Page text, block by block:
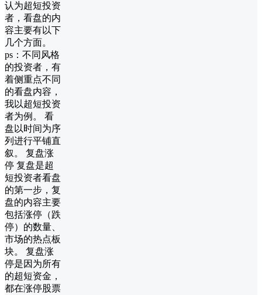
认为超短投资
者，看盘的内
容主要有以下
几个方面。
ps：不同风格
的投资者，有
着侧重点不同
的看盘内容，
我以超短投资
者为例。 看
盘以时间为序
列进行平铺直
叙。 ‬复盘涨
停 复盘是超
短投资者看盘
的第一步，复
盘的内容主要
包括涨停（跌
停）的数量、
市场的热点板
块。 复盘涨
停是因为所有
的超短资金，
都在涨停股票